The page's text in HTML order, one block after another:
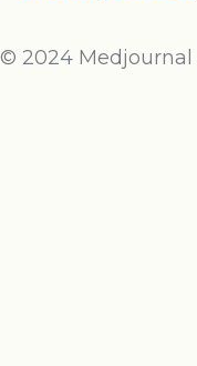
© 2024 Medjournal